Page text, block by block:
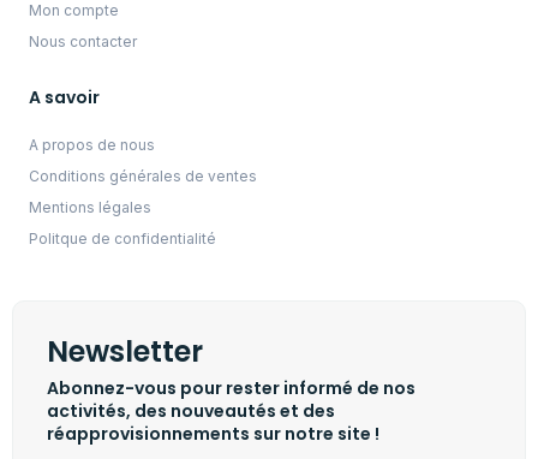
Mon compte
Nous contacter
A savoir
A propos de nous
Conditions générales de ventes
Mentions légales
Politque de confidentialité
Newsletter
Abonnez-vous pour rester informé de nos
activités, des nouveautés et des
réapprovisionnements sur notre site !